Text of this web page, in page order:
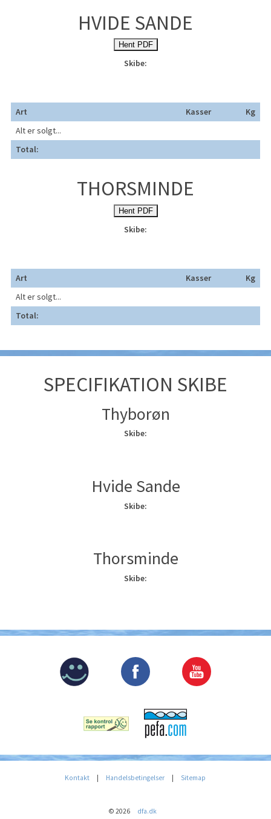
HVIDE SANDE
Hent PDF
Skibe:
Art Kasser
Kg
Alt er solgt...
Total:
THORSMINDE
Hent PDF
Skibe:
Art Kasser
Kg
Alt er solgt...
Total:
SPECIFIKATION SKIBE
Thyborøn
Skibe:
Hvide Sande
Skibe:
Thorsminde
Skibe:
Kontakt | Handelsbetingelser | Sitemap
© 2026 dfa.dk